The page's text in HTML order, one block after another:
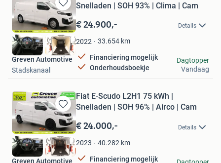
Bewaren
in
Mijn
Favorieten
Snelladen | SOH 93% | Clima | Cam
€ 24.900,- Details
2022 33.654 km
Financiering mogelijk
Onderhoudsboekje
Greven Automotive
Stadskanaal
Dagtopper
Vandaag
Bewaren
in
Mijn
Favorieten
Fiat E-Scudo L2H1 75 kWh |
Snelladen | SOH 96% | Airco | Cam
€ 24.000,- Details
2023 40.282 km
Financiering mogelijk
Greven Automotive